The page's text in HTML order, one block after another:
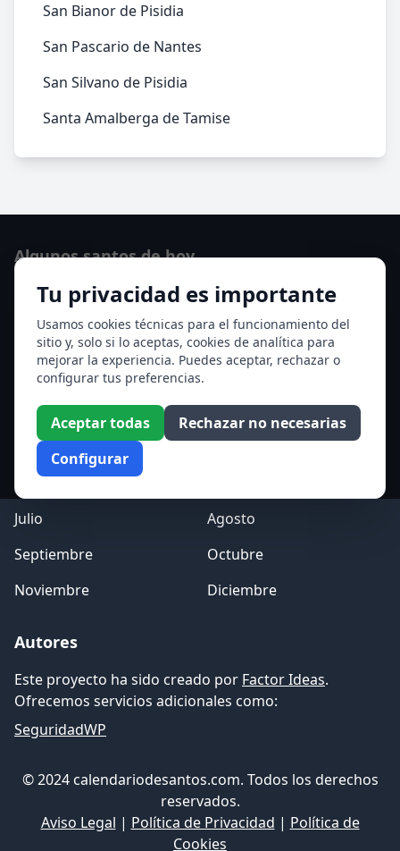
San Bianor de Pisidia
San Pascario de Nantes
San Silvano de Pisidia
Santa Amalberga de Tamise
Tu privacidad es importante
Usamos cookies técnicas para el funcionamiento del
sitio y, solo si lo aceptas, cookies de analítica para
mejorar la experiencia. Puedes aceptar, rechazar o
configurar tus preferencias.
Aceptar todas
Rechazar no necesarias
Configurar
Algunos santos de hoy
Santo Domingo de Guzmán
Ver todos los santos de hoy
Acceso a los Meses
Enero
Febrero
Marzo
Abril
Mayo
Julio
Agosto
Septiembre
Octubre
Noviembre
Diciembre
Autores
Este proyecto ha sido creado por Factor Ideas.
Ofrecemos servicios adicionales como:
SeguridadWP
© 2024 calendariodesantos.com. Todos los derechos
reservados.
Aviso Legal | Política de Privacidad | Política de
Cookies